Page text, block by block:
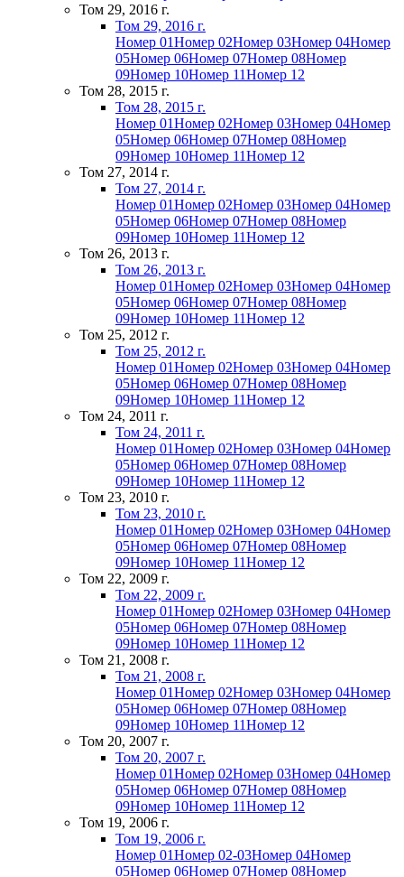
Том 29, 2016 г.
Том 29, 2016 г.
Номер 01Номер 02Номер 03Номер 04Номер
05Номер 06Номер 07Номер 08Номер
09Номер 10Номер 11Номер 12
Том 28, 2015 г.
Том 28, 2015 г.
Номер 01Номер 02Номер 03Номер 04Номер
05Номер 06Номер 07Номер 08Номер
09Номер 10Номер 11Номер 12
Том 27, 2014 г.
Том 27, 2014 г.
Номер 01Номер 02Номер 03Номер 04Номер
05Номер 06Номер 07Номер 08Номер
09Номер 10Номер 11Номер 12
Том 26, 2013 г.
Том 26, 2013 г.
Номер 01Номер 02Номер 03Номер 04Номер
05Номер 06Номер 07Номер 08Номер
09Номер 10Номер 11Номер 12
Том 25, 2012 г.
Том 25, 2012 г.
Номер 01Номер 02Номер 03Номер 04Номер
05Номер 06Номер 07Номер 08Номер
09Номер 10Номер 11Номер 12
Том 24, 2011 г.
Том 24, 2011 г.
Номер 01Номер 02Номер 03Номер 04Номер
05Номер 06Номер 07Номер 08Номер
09Номер 10Номер 11Номер 12
Том 23, 2010 г.
Том 23, 2010 г.
Номер 01Номер 02Номер 03Номер 04Номер
05Номер 06Номер 07Номер 08Номер
09Номер 10Номер 11Номер 12
Том 22, 2009 г.
Том 22, 2009 г.
Номер 01Номер 02Номер 03Номер 04Номер
05Номер 06Номер 07Номер 08Номер
09Номер 10Номер 11Номер 12
Том 21, 2008 г.
Том 21, 2008 г.
Номер 01Номер 02Номер 03Номер 04Номер
05Номер 06Номер 07Номер 08Номер
09Номер 10Номер 11Номер 12
Том 20, 2007 г.
Том 20, 2007 г.
Номер 01Номер 02Номер 03Номер 04Номер
05Номер 06Номер 07Номер 08Номер
09Номер 10Номер 11Номер 12
Том 19, 2006 г.
Том 19, 2006 г.
Номер 01Номер 02-03Номер 04Номер
05Номер 06Номер 07Номер 08Номер